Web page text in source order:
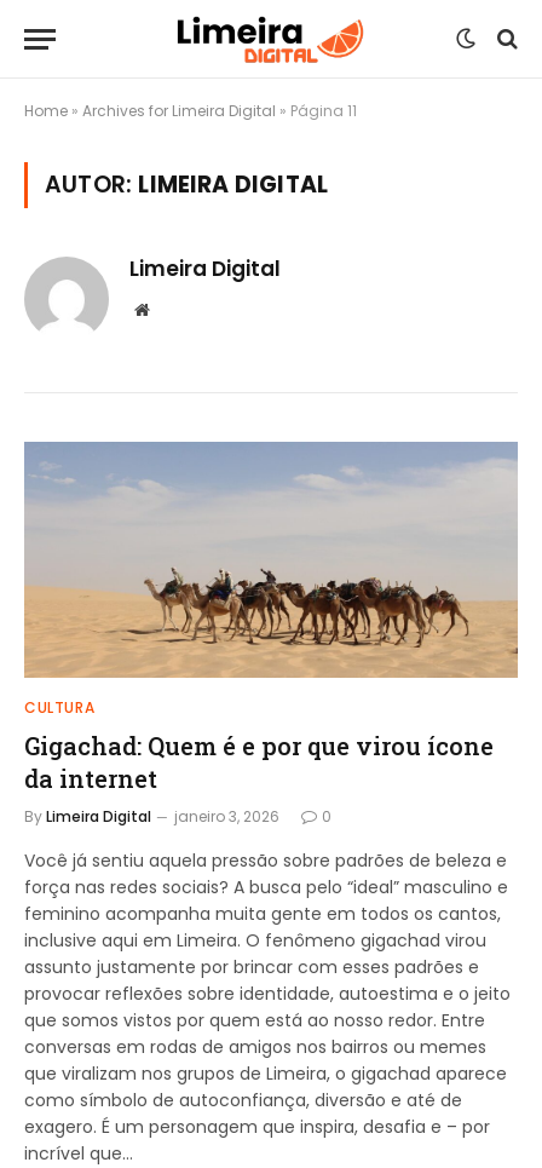
Home » Archives for Limeira Digital » Página 11
AUTOR: LIMEIRA DIGITAL
Limeira Digital
Website
CULTURA
Gigachad: Quem é e por que virou ícone
da internet
ByLimeira Digital janeiro 3, 2026 0
Você já sentiu aquela pressão sobre padrões de beleza e
força nas redes sociais? A busca pelo “ideal” masculino e
feminino acompanha muita gente em todos os cantos,
inclusive aqui em Limeira. O fenômeno gigachad virou
assunto justamente por brincar com esses padrões e
provocar reflexões sobre identidade, autoestima e o jeito
que somos vistos por quem está ao nosso redor. Entre
conversas em rodas de amigos nos bairros ou memes
que viralizam nos grupos de Limeira, o gigachad aparece
como símbolo de autoconfiança, diversão e até de
exagero. É um personagem que inspira, desafia e – por
incrível que…